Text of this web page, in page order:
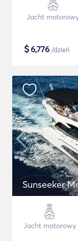
Jacht
$6,776 /dzień
Sunseeker
Jacht motorowy